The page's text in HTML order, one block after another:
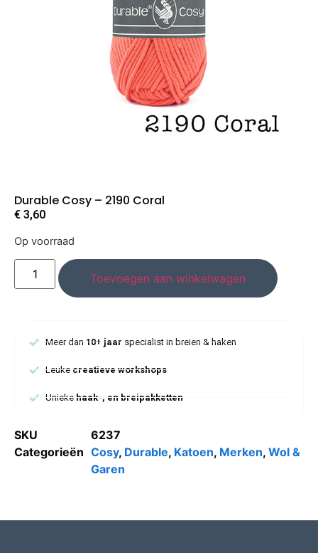
Durable Cosy – 2190 Coral
€ 3,60
Op voorraad
Toevoegen aan winkelwagen
Meer dan 10+ jaar specialist in breien & haken
Leuke creatieve workshops
Uniekehaak-, en breipakketten
SKU
6237
Categorieën Cosy, Durable, Katoen, Merken, Wol &
Garen